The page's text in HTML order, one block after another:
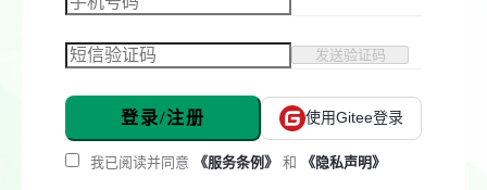
发送验证码
登录/注册 使用Gitee登录
我已阅读并同意 《服务条例》 和 《隐私声明》